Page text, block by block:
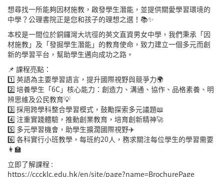
想尋找一所能夠因材施教，啟發學生潛能，並提供關愛學習環境的
中學？公理書院正是您和孩子的理想之選！📚✨
本校是一間位於銅鑼灣大坑徑的英文直資男女中學，我們秉承「因
材施教」及「發掘學生潛能」的教育使命，致力建立一個多元而創
新的學習平台，幫助學生邁向成功之路。
📌 課程亮點：
1️⃣ 英語為主要學習語言，提升國際視野與競爭力🌍
2️⃣ 培養學生「6C」核心能力：創造力、溝通、協作、品格素養、明
辨思維及公民教育💡
3️⃣ 採用跨學科整合學習模式，鼓勵探索多元議題📖
4️⃣ 注重實踐體驗，推動創業教育，培育創新精神🚀
5️⃣ 多元學習機會，助學生擴濶國際視野✈️
6️⃣ 各科實行小班教學，每班約20人，務求關注每位學生的學習需要
👩‍🏫
立即了解課程 :
https://cccklc.edu.hk/en/site/page?name=BrochurePage